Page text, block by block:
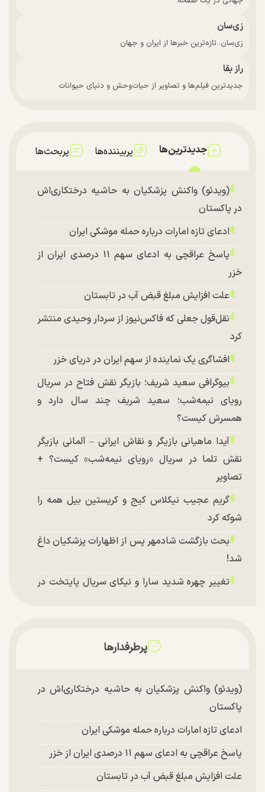
زی‌سان
زی‌سان: تازه‌ترین خبرها از ایران و جهان
راز بقا
جدیدترین فیلم‌ها و تصاویر از حیات‌وحش و دنیای حیوانات
جدیدترین‌ها پربیننده‌ها پربحث‌ها
(ویدئو) واکنش پزشکیان به حاشیه درختکاری‌اش
در پاکستان
ادعای تازه امارات درباره حمله موشکی ایران
پاسخ عراقچی به ادعای سهم ۱۱ درصدی ایران از
خزر
علت افزایش مبلغ قبض آب در تابستان
نقل‌قول جعلی که فاکس‌نیوز از سردار وحیدی منتشر
کرد
افشاگری یک نماینده از سهم ایران در دریای خزر
بیوگرافی سعید شریف؛ بازیگر نقش فتاح در سریال
رویای نیمه‌شب؛ سعید شریف چند سال دارد و
همسرش کیست؟
آیدا ماهیانی بازیگر و نقاش ایرانی – آلمانی بازیگر
نقش تلما در سریال «رویای نیمه‌شب» کیست؟ +
تصاویر
گریم عجیب نیکلاس کیج و کریستین بیل همه را
شوکه کرد
بحث بازگشت شادمهر پس از اظهارات پزشکیان داغ
شد!
تغییر چهره شدید سارا و نیکای سریال پایتخت در
چند تصویر بسیار زیبا و جدید از هدیه تهرانی منتشر
پرطرفدارها
(ویدئو) واکنش پزشکیان به حاشیه درختکاری‌اش در
پاکستان
ادعای تازه امارات درباره حمله موشکی ایران
پاسخ عراقچی به ادعای سهم ۱۱ درصدی ایران از خزر
علت افزایش مبلغ قبض آب در تابستان